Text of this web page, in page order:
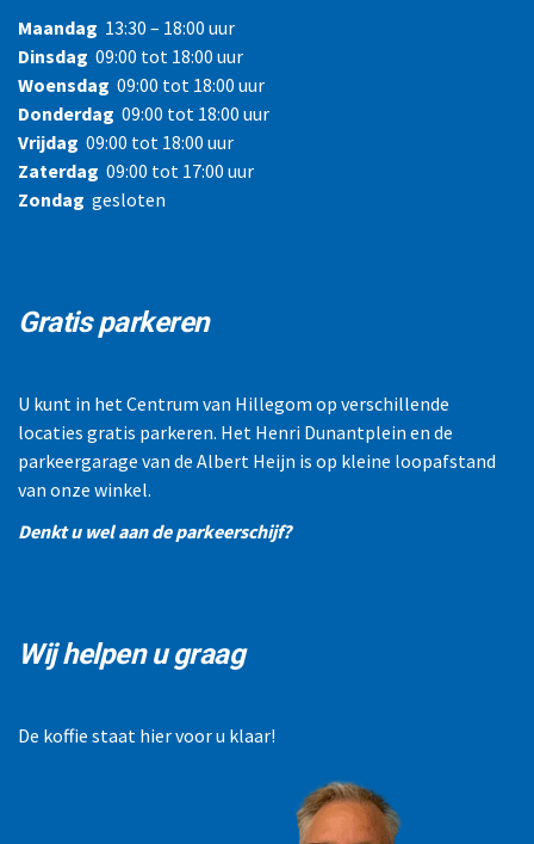
Maandag 13:30 – 18:00 uur
Dinsdag 09:00 tot 18:00 uur
Woensdag 09:00 tot 18:00 uur
Donderdag 09:00 tot 18:00 uur
Vrijdag 09:00 tot 18:00 uur
Zaterdag 09:00 tot 17:00 uur
Zondag gesloten
Gratis parkeren
U kunt in het Centrum van Hillegom op verschillende
locaties gratis parkeren. Het Henri Dunantplein en de
parkeergarage van de Albert Heijn is op kleine loopafstand
van onze winkel.
Denkt u wel aan de parkeerschijf?
Wij helpen u graag
De koffie staat hier voor u klaar!